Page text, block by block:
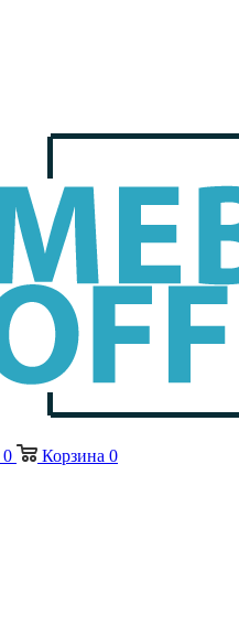
0 Корзина 0